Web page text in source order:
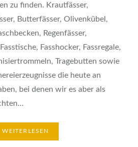
zu finden. Krautfässer,
Butterfässer, Olivenkübel,
Regenfässer,
Fasshocker, Fassregale,
Tragebutten sowie
die heute an
bei denen wir es aber als
WEITERLESEN